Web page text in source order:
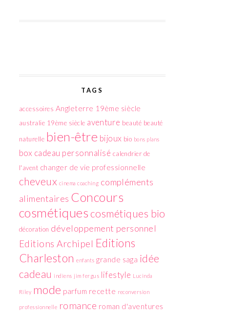
TAGS
accessoires Angleterre 19ème siècle
australie 19ème siècle aventure beauté beauté
naturelle bien-être bijoux bio bons plans
box cadeau personnalisé calendrier de
l'avent changer de vie professionnelle
cheveux cinema coaching compléments
alimentaires Concours
cosmétiques cosmétiques bio
décoration développement personnel
Editions Archipel Editions
Charleston enfants grande saga idée
cadeau indiens jim fergus lifestyle Lucinda
Riley mode parfum recette reconversion
professionnelle romance roman d'aventures